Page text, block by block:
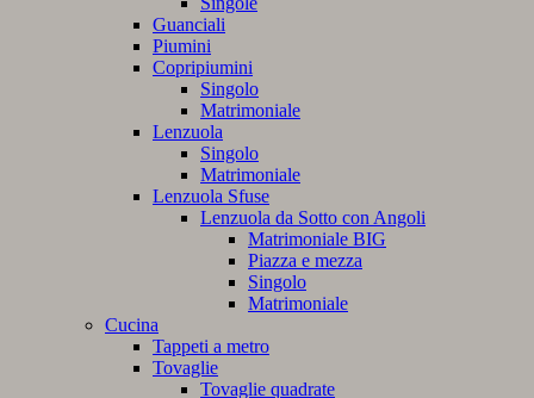
Guanciali
Piumini
Copripiumini
Singolo
Matrimoniale
Lenzuola
Singolo
Matrimoniale
Lenzuola Sfuse
Lenzuola da Sotto con Angoli
Matrimoniale BIG
Piazza e mezza
Singolo
Matrimoniale
Cucina
Tappeti a metro
Tovaglie
Tovaglie quadrate